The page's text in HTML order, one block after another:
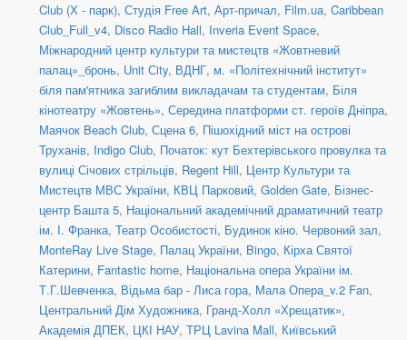
Club (Х - парк), Студія Free Art, Арт-причал, Film.ua, Caribbean
Club_Full_v4, Disco Radio Hall, Inveria Event Space,
Міжнародний центр культури та мистецтв «Жовтневий
палац»_бронь, Unit Сity, ВДНГ, м. «Політехнічний інститут»
біля пам'ятника загиблим викладачам та студентам, Біля
кінотеатру «Жовтень», Середина платформи ст. героїв Дніпра,
Маячок Beach Club, Сцена 6, Пішохідний міст на острові
Труханів, Indigo Club, Початок: кут Бехтерівського провулка та
вулиці Січових стрільців, Regent Hill, Центр Культури та
Мистецтв МВС України, КВЦ Парковий, Golden Gate, Бізнес-
центр Башта 5, Національний академічний драматичний театр
ім. І. Франка, Театр Особистості, Будинок кіно. Червоний зал,
MonteRay Live Stage, Палац України, Bingo, Кірха Святої
Катерини, Fantastic home, Національна опера України ім.
Т.Г.Шевченка, Відьма бар - Лиса гора, Мала Опера_v.2 Fan,
Центральний Дім Художника, Гранд-Холл «Хрещатик»,
Академія ДПЕК, ЦКІ НАУ, ТРЦ Lavina Mall, Київський